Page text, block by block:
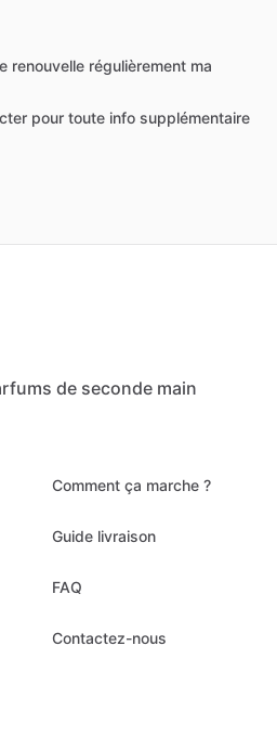
renouvelle régulièrement ma
pour toute info supplémentaire
de seconde main
Comment ça marche ?
Guide livraison
FAQ
Contactez-nous